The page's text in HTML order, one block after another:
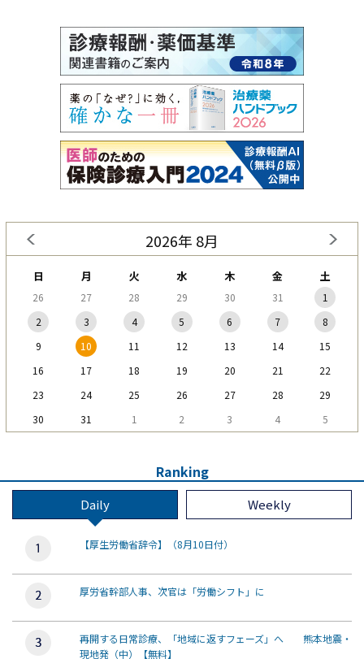
2026年 8月
日 月 火 水 木 金 土
26 27 28 29 30 31
1
2
3 4 5 6 7
8
9
10 11 12 13 14
15
16
17 18 19 20 21
22
23
24 25 26 27 28
29
30
31 1 2 3 4 5
Ranking
Daily Weekly
【厚生労働省辞令】（8月10日付）
厚労省幹部人事、次官は「労働シフト」に
再開する日常診療、「地域に返すフェーズ」へ 熊本地震・
現地発（中）【無料】